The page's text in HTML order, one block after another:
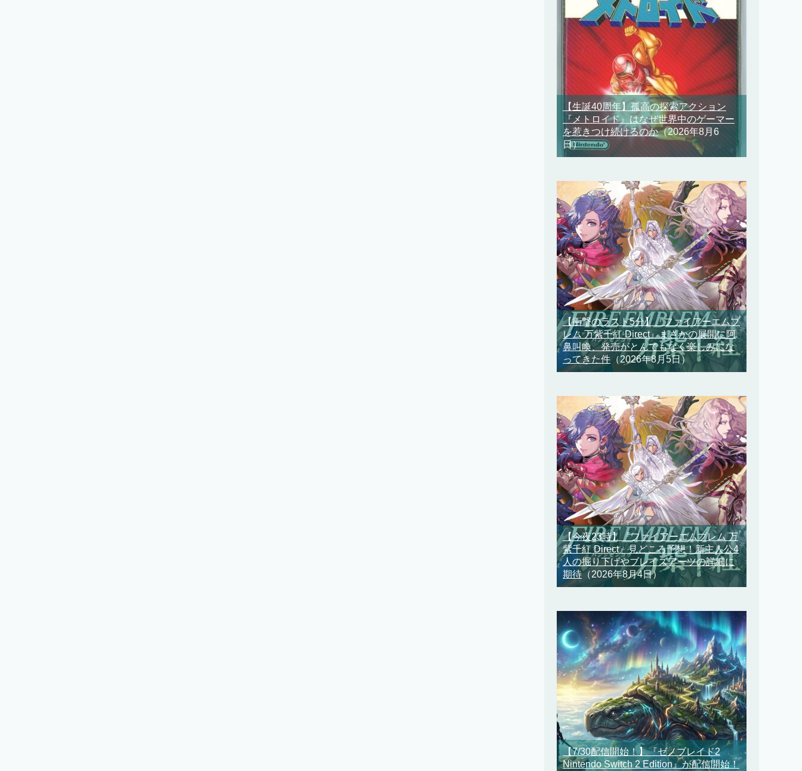
【生誕40周年】孤高の探索アクション
『メトロイド』はなぜ世界中のゲーマー
を惹きつけ続けるのか（2026年8月6
日）
【衝撃のラスト5分】『ファイアーエムブ
レム 万紫千紅 Direct』まさかの展開に阿
鼻叫喚、発売がとんでもなく楽しみにな
ってきた件 （2026年8月5日）
【今夜23時】『ファイアーエムブレム 万
紫千紅 Direct』見どころ予想！新主人公4
人の掘り下げやブレイズアーツの詳細に
期待（2026年8月4日）
【7/30配信開始！】『ゼノブレイド2
Nintendo Switch 2 Edition』が配信開始！